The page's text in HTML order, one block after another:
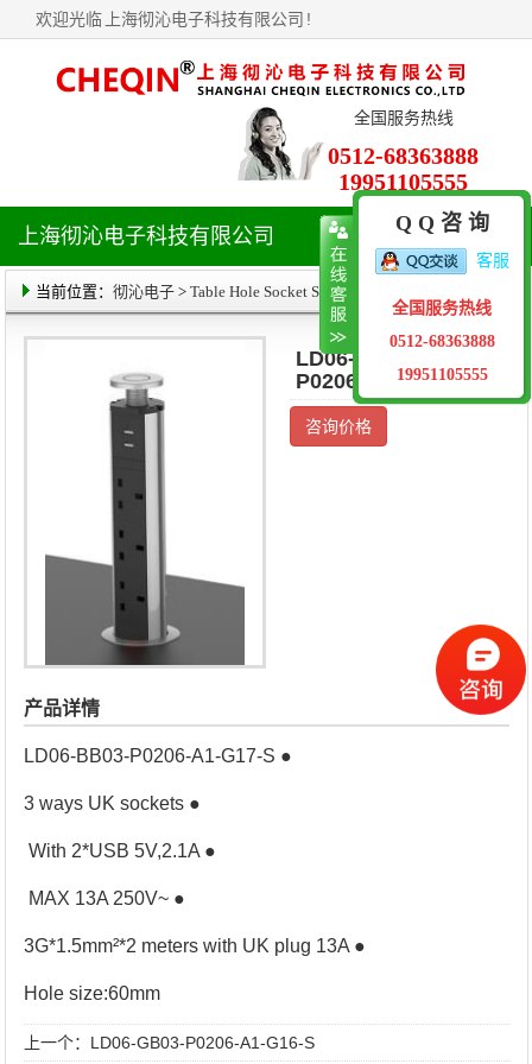
欢迎光临 上海彻沁电子科技有限公司 !
全国服务热线
0512-68363888
19951105555
航
单
上海彻沁电子科技有限公司
当前位置： 彻沁电子> Table Hole Socket Series
LD06-BB03-
P0206-A1-G17-S
咨询价格
产品详情
LD06-BB03-P0206-A1-G17-S ●
3 ways UK sockets ●
With 2*USB 5V,2.1A ●
MAX 13A 250V~ ●
3G*1.5mm²*2 meters with UK plug 13A ●
Hole size:60mm
上一个： LD06-GB03-P0206-A1-G16-S
Q Q 咨 询
客服
全国服务热线
0512-68363888
19951105555